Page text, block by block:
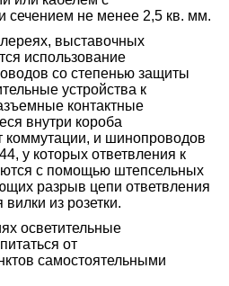
не менее 2,5 кв. мм.
выставочных
использование
со степенью защиты
устройства к
контактные
внутри короба
и шинопроводов
у которых ответвления к
с помощью штепсельных
разрыв цепи ответвления
из розетки.
осветительные
от
самостоятельными